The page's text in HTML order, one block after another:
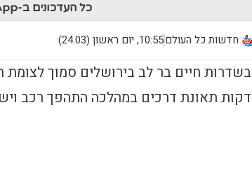
כל העדכונים ב-WhatsApp
חדשות כל העולם10:55, יום ראשון (24.03)
בשדרות חיים בר לב בירושלים סמוך
דקות תאונת דרכים במהלכה התהפך רכב